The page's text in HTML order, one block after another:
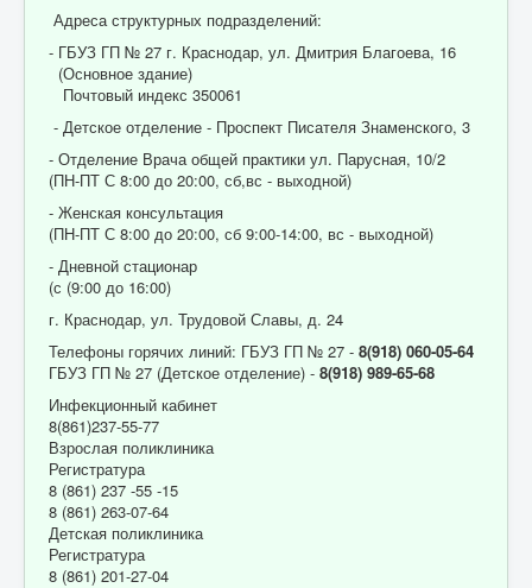
Адреса структурных подразделений:
- ГБУЗ ГП № 27 г. Краснодар, ул. Дмитрия Благоева, 16
(Основное здание)
Почтовый индекс 350061
- Детское отделение - Проспект Писателя Знаменского, 3
- Отделение Врача общей практики ул. Парусная, 10/2
(ПН-ПТ С 8:00 до 20:00, сб,вс - выходной)
- Женская консультация
(ПН-ПТ С 8:00 до 20:00, сб 9:00-14:00, вс - выходной)
- Дневной стационар
(с (9:00 до 16:00)
г. Краснодар, ул. Трудовой Славы, д. 24
Телефоны горячих линий: ГБУЗ ГП № 27 - 8(918) 060-05-64
ГБУЗ ГП № 27 (Детское отделение) - 8(918) 989-65-68
Инфекционный кабинет
8(861)237-55-77
Взрослая поликлиника
Регистратура
8 (861) 237 -55 -15
8 (861) 263-07-64
Детская поликлиника
Регистратура
8 (861) 201-27-04